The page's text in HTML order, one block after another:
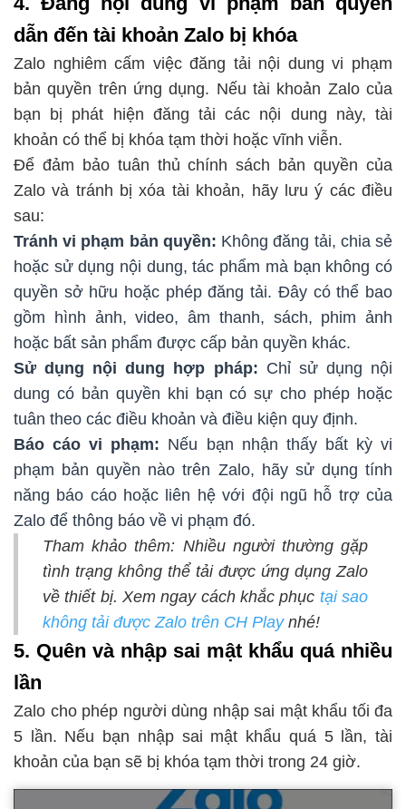
dẫn đến tài khoản Zalo bị khóa
Zalo nghiêm cấm việc đăng tải nội dung vi phạm
bản quyền trên ứng dụng. Nếu tài khoản Zalo của
bạn bị phát hiện đăng tải các nội dung này, tài
khoản có thể bị khóa tạm thời hoặc vĩnh viễn.
Để đảm bảo tuân thủ chính sách bản quyền của
Zalo và tránh bị xóa tài khoản, hãy lưu ý các điều
sau:
Tránh vi phạm bản quyền: Không đăng tải, chia sẻ
hoặc sử dụng nội dung, tác phẩm mà bạn không có
quyền sở hữu hoặc phép đăng tải. Đây có thể bao
gồm hình ảnh, video, âm thanh, sách, phim ảnh
hoặc bất sản phẩm được cấp bản quyền khác.
Sử dụng nội dung hợp pháp: Chỉ sử dụng nội
dung có bản quyền khi bạn có sự cho phép hoặc
tuân theo các điều khoản và điều kiện quy định.
Báo cáo vi phạm: Nếu bạn nhận thấy bất kỳ vi
phạm bản quyền nào trên Zalo, hãy sử dụng tính
năng báo cáo hoặc liên hệ với đội ngũ hỗ trợ của
Zalo để thông báo về vi phạm đó.
Tham khảo thêm: Nhiều người thường gặp
tình trạng không thể tải được ứng dụng Zalo
về thiết bị. Xem ngay cách khắc phục tại sao
không tải được Zalo trên CH Playnhé!
5. Quên và nhập sai mật khẩu quá nhiều
lần
Zalo cho phép người dùng nhập sai mật khẩu tối đa
5 lần. Nếu bạn nhập sai mật khẩu quá 5 lần, tài
khoản của bạn sẽ bị khóa tạm thời trong 24 giờ.